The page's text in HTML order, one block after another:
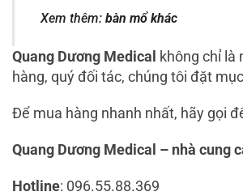
Xem thêm:bàn mổ khác
Quang Dương Medical
không chỉ là
hàng, quý đối tác, chúng tôi đặt
Để mua hàng nhanh nhất, hãy gọi
Quang Dương Medical – nhà cung
Hotline: 096.55.88.369